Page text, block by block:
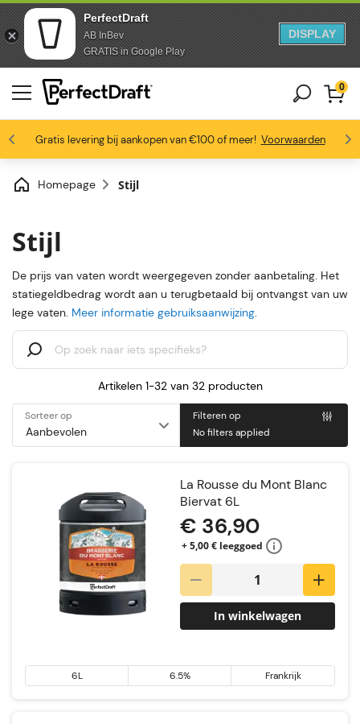
PerfectDraft
AB InBev
GRATIS in Google Play
DISPLAY
Doorgaan naar artikel
Ga naar voettekst
Gratis levering bij aankopen van €100 of meer! Voorwaarden
Profiteer van -10% vanaf 3 vaten
Bierliefhebbers zijn dol op ons 4.6/5
0
Homepage Stijl
Stijl
De prijs van vaten wordt weergegeven zonder aanbetaling. Het
statiegeldbedrag wordt aan u terugbetaald bij ontvangst van uw
lege vaten. Meer informatie gebruiksaanwijzing.
Artikelen 1-32 van 32producten
Sorteer op
Filteren op
No filters applied
La Rousse du Mont Blanc
Biervat 6L
€ 36,90
+ 5,00 € leeggoed
In winkelwagen
6L 6.5% Frankrijk